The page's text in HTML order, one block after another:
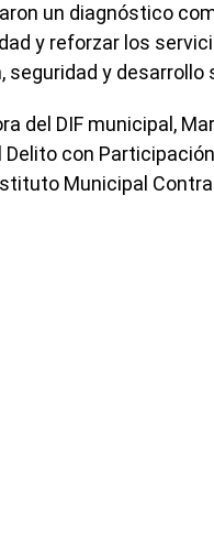
un diagnóstico
y reforzar los
seguridad y desarrollo
del DIF municipal,
con
Municipal